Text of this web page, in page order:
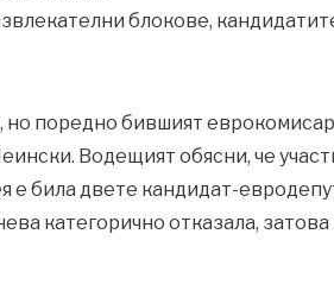
блокове,
но поредно бившият
Водещият обясни, че
е била двете кандидат-
категорично отказала, затова